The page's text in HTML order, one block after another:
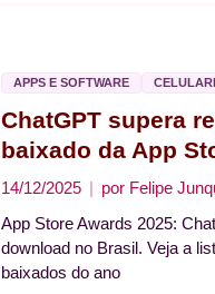
APPS E SOFTWARE
ChatGPT supera
baixado da App
14/12/2025 por Felipe
App Store Awards 2025:
download no Brasil. Veja a
baixados do ano